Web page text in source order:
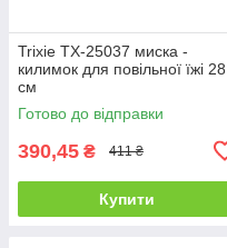
Trixie TX-25037 миска -
килимок для повільної їжі 28
см
Готово до відправки
390,45 ₴ 411 ₴
Купити